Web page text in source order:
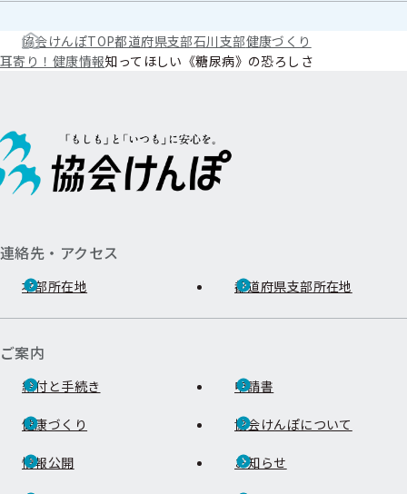
協会けんぽTOP都道府県支部石川支部健康づくり
耳寄り！健康情報知ってほしい《糖尿病》の恐ろしさ
連絡先・アクセス
本部所在地 都道府県支部所在地
ご案内
給付と手続き 申請書
健康づくり 協会けんぽについて
情報公開 お知らせ